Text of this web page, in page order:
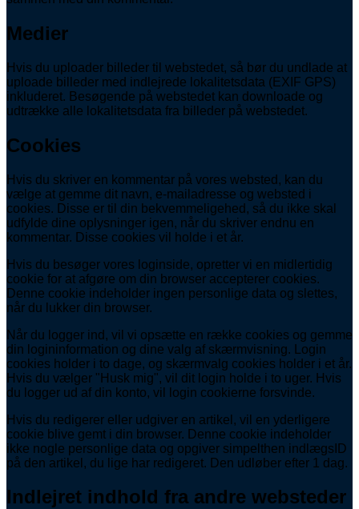
Medier
Hvis du uploader billeder til webstedet, så bør du undlade at
uploade billeder med indlejrede lokalitetsdata (EXIF GPS)
inkluderet. Besøgende på webstedet kan downloade og
udtrække alle lokalitetsdata fra billeder på webstedet.
Cookies
Hvis du skriver en kommentar på vores websted, kan du
vælge at gemme dit navn, e-mailadresse og websted i
cookies. Disse er til din bekvemmeligehed, så du ikke skal
udfylde dine oplysninger igen, når du skriver endnu en
kommentar. Disse cookies vil holde i et år.
Hvis du besøger vores loginside, opretter vi en midlertidig
cookie for at afgøre om din browser accepterer cookies.
Denne cookie indeholder ingen personlige data og slettes,
når du lukker din browser.
Når du logger ind, vil vi opsætte en række cookies og gemme
din logininformation og dine valg af skærmvisning. Login
cookies holder i to dage, og skærmvalg cookies holder i et år.
Hvis du vælger "Husk mig", vil dit login holde i to uger. Hvis
du logger ud af din konto, vil login cookierne forsvinde.
Hvis du redigerer eller udgiver en artikel, vil en yderligere
cookie blive gemt i din browser. Denne cookie indeholder
ikke nogle personlige data og opgiver simpelthen indlægsID
på den artikel, du lige har redigeret. Den udløber efter 1 dag.
Indlejret indhold fra andre websteder